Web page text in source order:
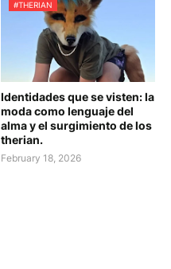
#THERIAN
Identidades que se visten: la
moda como lenguaje del
alma y el surgimiento de los
therian.
February 18, 2026